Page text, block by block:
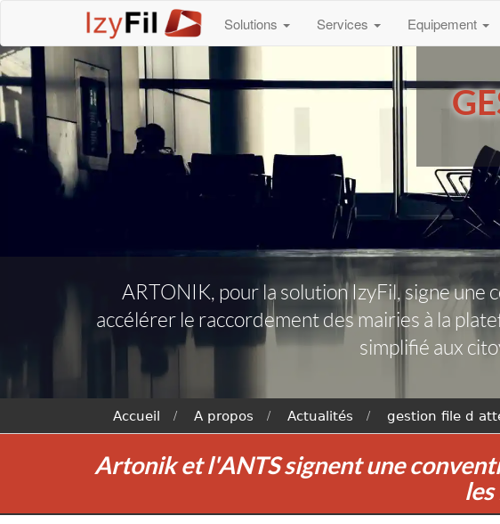
Solutions Services Equipement
ARTONIK, pour la solution IzyFil, signe une
accélérer le raccordement des mairies à la
simplifié aux
Accueil A propos Actualités gestion file d
Artonik et l'ANTS signent une